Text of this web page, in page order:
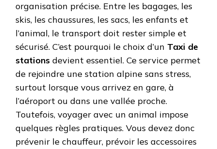
organisation précise. Entre les bagages, les
skis, les chaussures, les sacs, les enfants et
l’animal, le transport doit rester simple et
sécurisé. C’est pourquoi le choix d’un Taxi de
stations devient essentiel. Ce service permet
de rejoindre une station alpine sans stress,
surtout lorsque vous arrivez en gare, à
l’aéroport ou dans une vallée proche.
Toutefois, voyager avec un animal impose
quelques règles pratiques. Vous devez donc
prévenir le chauffeur, prévoir les accessoires